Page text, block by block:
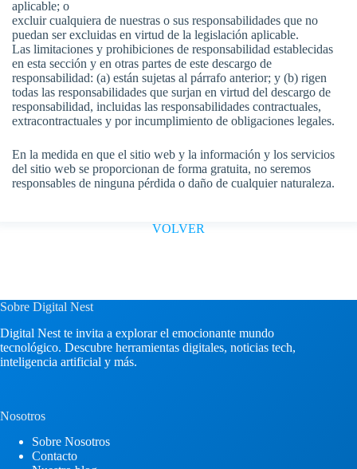
aplicable; o
excluir cualquiera de nuestras o sus responsabilidades que no
puedan ser excluidas en virtud de la legislación aplicable.
Las limitaciones y prohibiciones de responsabilidad establecidas
en esta sección y en otras partes de este descargo de
responsabilidad: (a) están sujetas al párrafo anterior; y (b) rigen
todas las responsabilidades que surjan en virtud del descargo de
responsabilidad, incluidas las responsabilidades contractuales,
extracontractuales y por incumplimiento de obligaciones legales.
En la medida en que el sitio web y la información y los servicios
del sitio web se proporcionan de forma gratuita, no seremos
responsables de ninguna pérdida o daño de cualquier naturaleza.
VOLVER
Sobre Digital Nest
Digital Nest te invita a explorar el emocionante mundo
tecnológico. Descubre herramientas digitales, noticias tech,
inteligencia artificial y más.
Nosotros
Sobre Nosotros
Contacto